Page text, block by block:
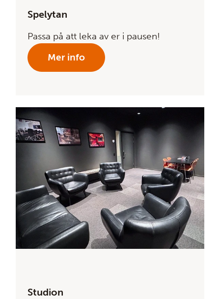
Spelytan
Passa på att leka av er i pausen!
Mer info
Studion